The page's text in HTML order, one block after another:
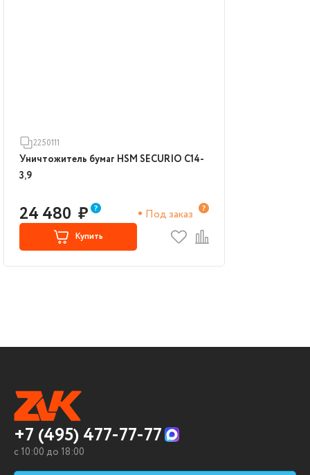
2250111
Уничтожитель бумаг HSM SECURIO C14-
3,9
24 480 ₽ Под заказ
Купить
+7 (495) 477-77-77
c 10:00 до 18:00